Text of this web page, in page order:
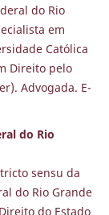
do Rio
em
Católica
Direito pelo
Advogada. E-
do Rio
sensu da
do Rio Grande
do Estado